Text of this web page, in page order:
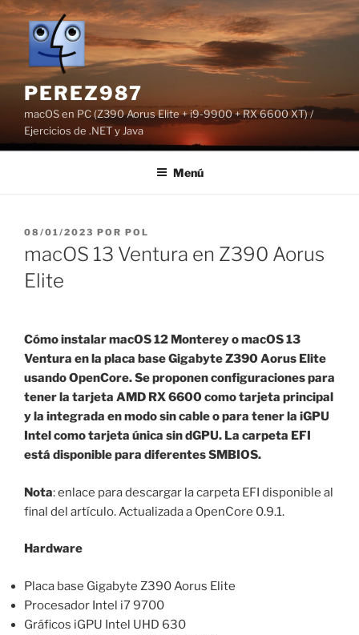
Saltar
contenido
PEREZ987
macOS en PC (Z390 Aorus Elite + i9-9900 + RX 6600 XT) /
Ejercicios de .NET y Java
Menú
PUBLICADO
08/01/2023 POR POL
macOS 13 Ventura en Z390 Aorus
Elite
Cómo instalar macOS 12 Monterey o macOS 13
Ventura en la placa base Gigabyte Z390 Aorus Elite
usando OpenCore. Se proponen configuraciones para
tener la tarjeta AMD RX 6600 como tarjeta principal
y la integrada en modo sin cable o para tener la iGPU
Intel como tarjeta única sin dGPU. La carpeta EFI
está disponible para diferentes SMBIOS.
Nota: enlace para descargar la carpeta EFI disponible al
final del artículo. Actualizada a OpenCore 0.9.1.
Hardware
Placa base Gigabyte Z390 Aorus Elite
Procesador Intel i7 9700
Gráficos iGPU Intel UHD 630